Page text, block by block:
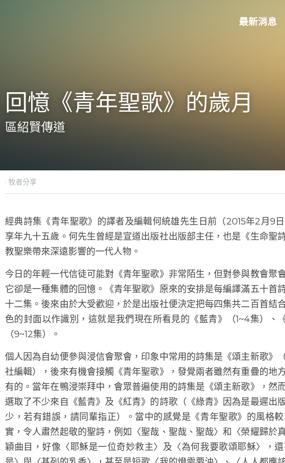
最新消息
2015年4月12日·牧者分享
享年九十五歲。何先生曾經是宣道出版社出版部主任，也是《生命聖
教聖樂帶來深遠影響的一代人物。
今日的年輕一代信徒可能對《青年聖歌》非常陌生，但對參與教會聚
它卻是一種集體的回憶。《青年聖歌》原來的安排是每編譯滿五十首
色的封面以作識別，這就是我們現在所看見的《藍青》（1~4集）、
（9~12集）。
個人因為自幼便參與浸信會聚會，印象中常用的詩集是《頌主新歌》
社編輯），後來有機會接觸《青年聖歌》，發覺兩者雖然有重疊的地
有的。當年在鴨浸崇拜中，會眾普遍使用的詩集是《頌主新歌》，然
選取了不少來自《藍青》及《紅青》的詩歌（《綠青》因為是最遲出
少，若有錯誤，請同輩指正）。當中的感覺是《青年聖歌》的風格